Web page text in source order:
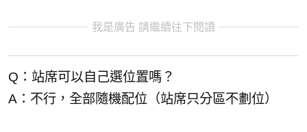
我是廣告 請繼續往下閱讀
Q：站席可以自己選位置嗎？
A：不行，全部隨機配位（站席只分區不劃位）